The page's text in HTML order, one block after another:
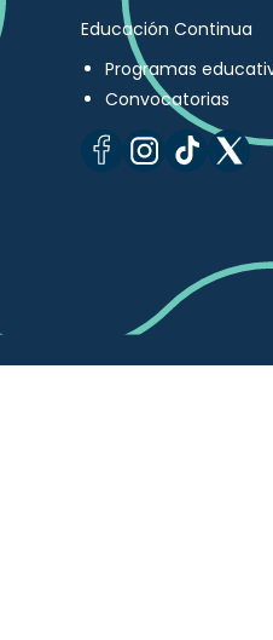
Educación Continua
Programas
Convocatorias